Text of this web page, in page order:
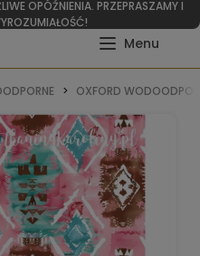
OPÓŹNIENIA. PRZEPRASZAMY I
OXFORD